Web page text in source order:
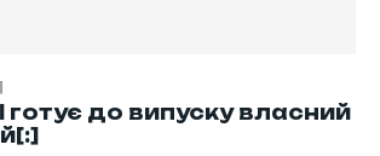
готує до випуску власний